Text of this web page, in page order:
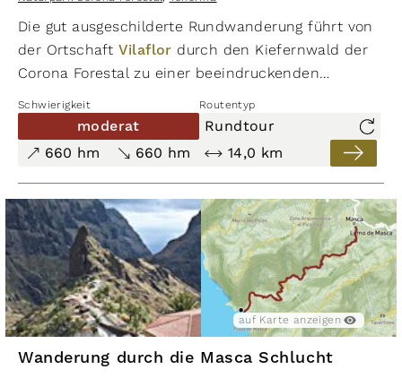
Die gut ausgeschilderte Rundwanderung führt von
der Ortschaft Vilaflor durch den Kiefernwald der
Corona Forestal zu einer be­ein­druckenden
Schwierigkeit Routentyp
moderat
Rundtour
660 hm
660 hm 14,0 km
auf Karte anzeigen
Wanderung durch die Masca Schlucht